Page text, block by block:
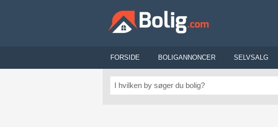
FORSIDE BOLIGANNONCER SELVSALG